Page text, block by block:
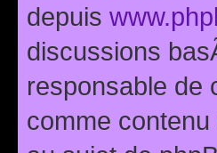
depuis
discussions
responsable de
comme